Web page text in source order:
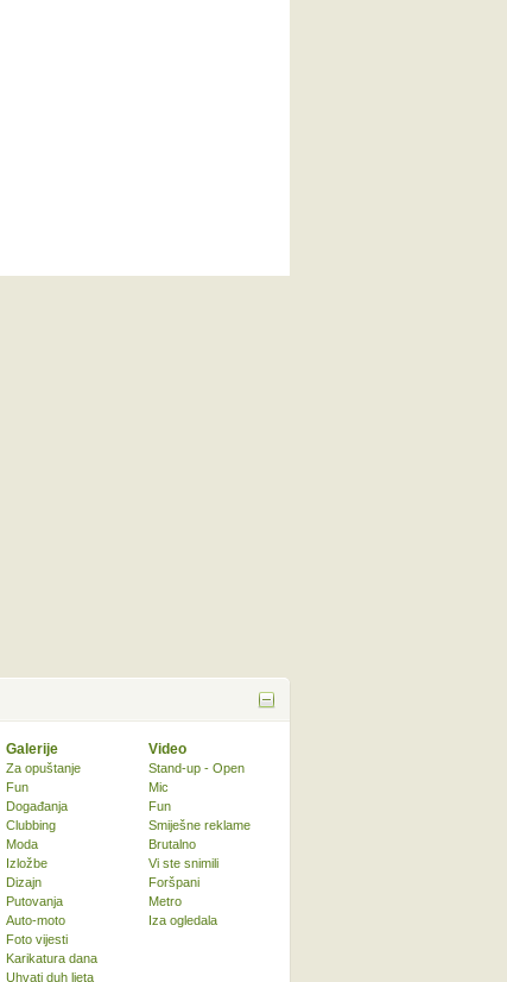
Galerije
Za opuštanje
Fun
Događanja
Clubbing
Moda
Izložbe
Dizajn
Putovanja
Auto-moto
Foto vijesti
Karikatura dana
Uhvati duh ljeta
Video
Stand-up - Open
Mic
Fun
Smiješne reklame
Brutalno
Vi ste snimili
Foršpani
Metro
Iza ogledala